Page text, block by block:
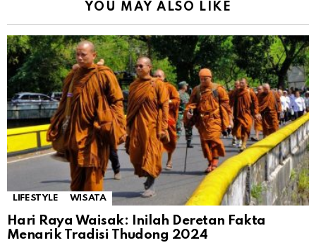
YOU MAY ALSO LIKE
LIFESTYLE WISATA
Hari Raya Waisak: Inilah Deretan Fakta
Menarik Tradisi Thudong 2024